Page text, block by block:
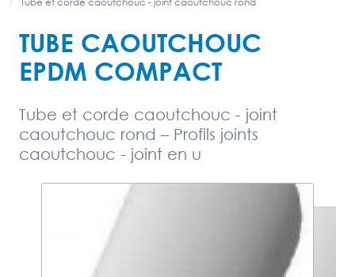
TUBE CAOUTCHOUC
EPDM COMPACT
Tube et corde caoutchouc - joint
caoutchouc rond – Profils joints
caoutchouc - joint en u